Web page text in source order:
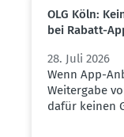
OLG Köln:
bei Rabatt-
28. Juli 2026
Wenn App-
Weitergabe
dafür keinen